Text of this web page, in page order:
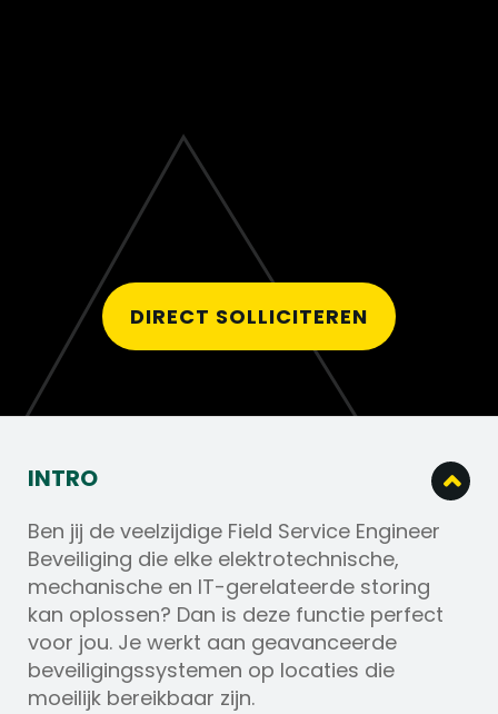
DIRECT SOLLICITEREN
INTRO
Ben jij de veelzijdige Field Service Engineer
Beveiliging die elke elektrotechnische,
mechanische en IT-gerelateerde storing
kan oplossen? Dan is deze functie perfect
voor jou. Je werkt aan geavanceerde
beveiligingssystemen op locaties die
moeilijk bereikbaar zijn.